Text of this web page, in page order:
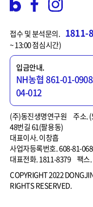
접수 및 분석문의. 1811-
~ 13:00 점심시간)
입금안내.
NH농협 861-01-
04-012
(주)동진생명연구원
주소.
48번길 61(팔용동)
대표이사. 이창흡
사업자등록번호. 608-81-
대표전화. 1811-8379 팩스
COPYRIGHT 2022
RIGHTS RESERVED.